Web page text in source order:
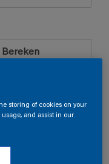
Bereken
storing of cookies on your
and assist in our